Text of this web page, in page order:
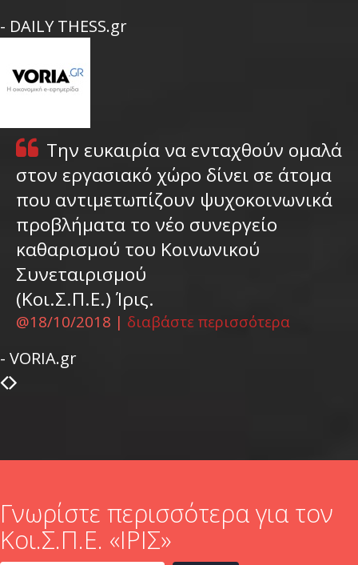
- DAILY THESS.gr
Την ευκαιρία να ενταχθούν ομαλά
στον εργασιακό χώρο δίνει σε άτομα
που αντιμετωπίζουν ψυχοκοινωνικά
προβλήματα το νέο συνεργείο
καθαρισμού του Κοινωνικού
Συνεταιρισμού
(Κοι.Σ.Π.Ε.) Ίρις.
@18/10/2018 | διαβάστε περισσότερα
- VORIA.gr
Προηγούμενο
Γνωρίστε περισσότερα για τον
Κοι.Σ.Π.Ε. «ΙΡΙΣ»